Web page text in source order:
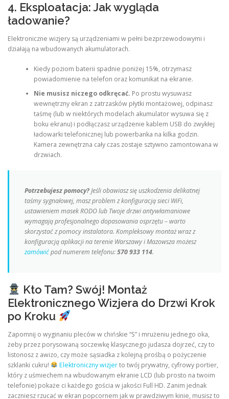
4. Eksploatacja: Jak wygląda
ładowanie?
Elektroniczne wizjery są urządzeniami w pełni bezprzewodowymi i
działają na wbudowanych akumulatorach.
Kiedy poziom baterii spadnie poniżej 15%, otrzymasz
powiadomienie na telefon oraz komunikat na ekranie.
Nie musisz niczego odkręcać. Po prostu wysuwasz
wewnętrzny ekran z zatrzasków płytki montażowej, odpinasz
taśmę (lub w niektórych modelach akumulator wysuwa się z
boku ekranu) i podłączasz urządzenie kablem USB do zwykłej
ładowarki telefonicznej lub powerbanka na kilka godzin.
Kamera zewnętrzna cały czas zostaje sztywno zamontowana w
drzwiach.
Potrzebujesz pomocy?Jeśli obawiasz się uszkodzenia delikatnej
taśmy sygnałowej, masz problem z konfiguracją sieci WiFi,
ustawieniem masek RODO lub Twoje drzwi antywłamaniowe
wymagają profesjonalnego dopasowania osprzętu – warto
skorzystać z pomocy instalatora. Kompleksowy montaż wraz z
konfiguracją aplikacji na terenie Warszawy i Mazowsza możesz
zamówićpod numerem telefonu:570 933 114.
Kto Tam? Swój! Montaż
Elektronicznego Wizjera do Drzwi Krok
po Kroku
Zapomnij o wyginaniu pleców w chińskie “S” i mrużeniu jednego oka,
żeby przez porysowaną soczewkę klasycznego judasza dojrzeć, czy to
listonosz z awizo, czy może sąsiadka z kolejną prośbą o pożyczenie
szklanki cukru!
Elektroniczny wizjerto twój prywatny, cyfrowy portier,
który z uśmiechem na wbudowanym ekranie LCD (lub prosto na twoim
telefonie) pokaże ci każdego gościa w jakości Full HD. Zanim jednak
zaczniesz rzucać w ekran popcornem jak w prawdziwym kinie, musisz to